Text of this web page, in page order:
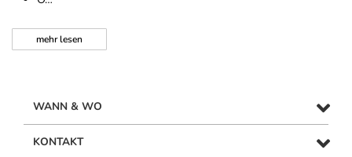
mehrlesen
WANN & WO
KONTAKT